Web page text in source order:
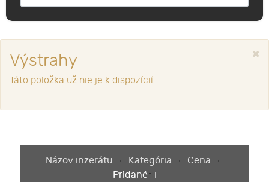
×
Výstrahy
Táto položka už nie je k dispozícií
Názov inzerátu Kategória
Cena
Pridané